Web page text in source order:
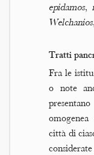
epidamos,
Welchanios,
Tratti
Fra le
o note
città di